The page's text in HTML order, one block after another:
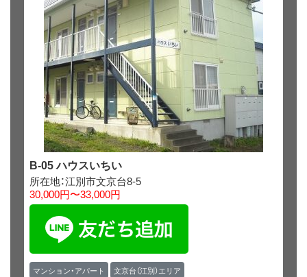
B-05 ハウスいちい
所在地：江別市文京台8-5
30,000円〜33,000円
マンション・アパート 文京台（江別）エリア